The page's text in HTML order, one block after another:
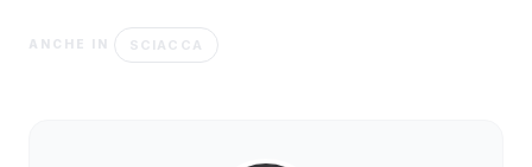
ANCHE IN SCIACCA